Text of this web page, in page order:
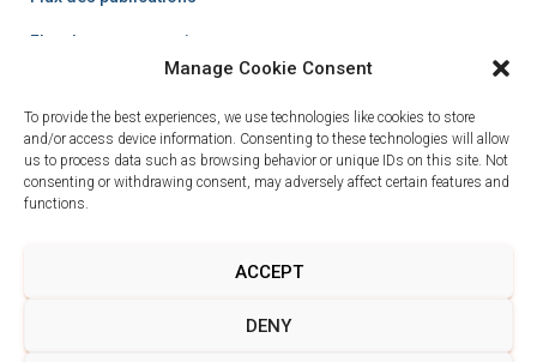
Manage Cookie Consent
To provide the best experiences, we use technologies like cookies to store
and/or access device information. Consenting to these technologies will allow
us to process data such as browsing behavior or unique IDs on this site. Not
consenting or withdrawing consent, may adversely affect certain features and
functions.
ACCEPT
DENY
Flux des commentaires